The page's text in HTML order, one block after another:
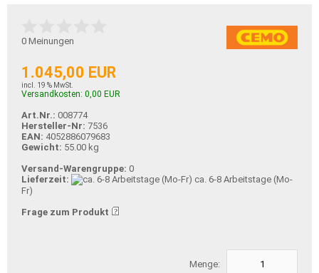
0 Meinungen
1.045,00 EUR
incl. 19 % MwSt.
Versandkosten: 0,00 EUR
Art.Nr.: 008774
Hersteller-Nr: 7536
EAN: 4052886079683
Gewicht: 55.00 kg
Versand-Warengruppe: 0
Lieferzeit:
ca. 6-8 Arbeitstage (Mo-
Fr)
Frage zum Produkt
Menge: